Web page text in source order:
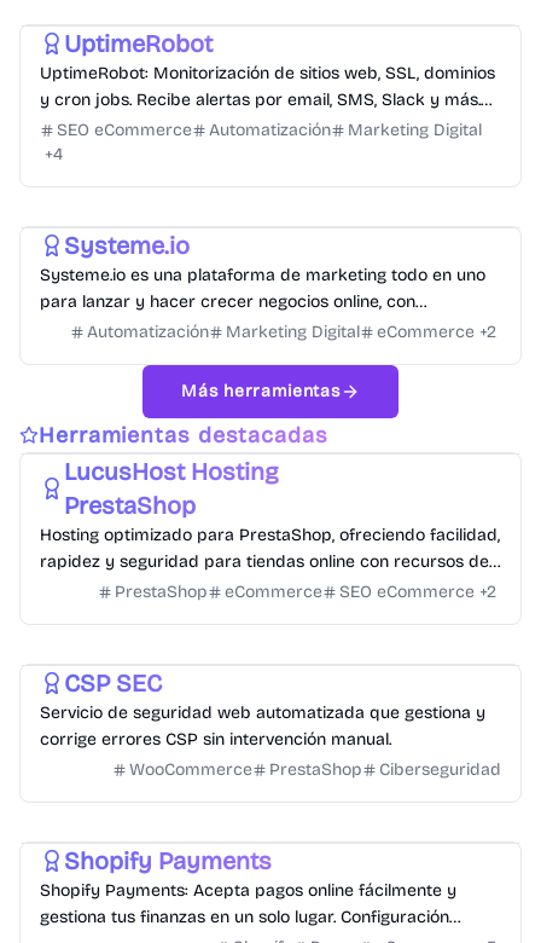
UptimeRobot
UptimeRobot: Monitorización de sitios web, SSL, dominios
y cron jobs. Recibe alertas por email, SMS, Slack y más.
¡50 monitores GRATIS!
SEO eCommerce Automatización
Marketing Digital
+4
Systeme.io
Systeme.io es una plataforma de marketing todo en uno
para lanzar y hacer crecer negocios online, con
herramientas gratuitas y de pago.
Automatización Marketing Digital eCommerce +2
Más herramientas
Herramientas destacadas
PrestaShop Hosting Plataformas eCommerce
LucusHost Hosting
PrestaShop
Hosting optimizado para PrestaShop, ofreciendo facilidad,
rapidez y seguridad para tiendas online con recursos de
alto rendimiento.
PrestaShop eCommerce SEO eCommerce +2
CSP SEC
Servicio de seguridad web automatizada que gestiona y
corrige errores CSP sin intervención manual.
WooCommerce
PrestaShop Ciberseguridad
Shopify Payments
Shopify Payments: Acepta pagos online fácilmente y
gestiona tus finanzas en un solo lugar. Configuración